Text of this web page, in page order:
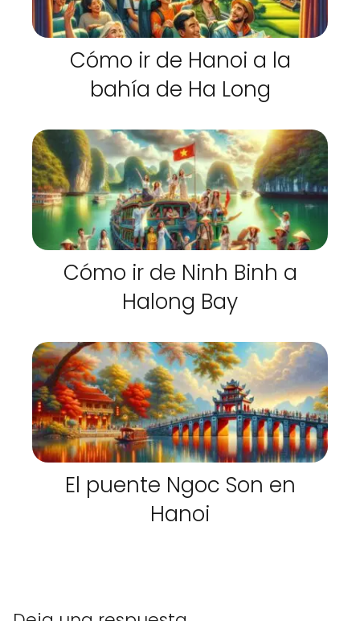
Cómo ir de Hanoi a la
bahía de Ha Long
Cómo ir de Ninh Binh a
Halong Bay
El puente Ngoc Son en
Hanoi